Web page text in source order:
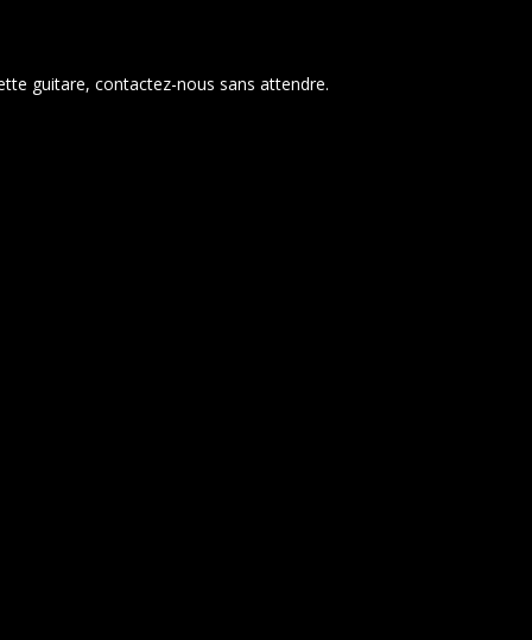
guitare, contactez-nous sans attendre.